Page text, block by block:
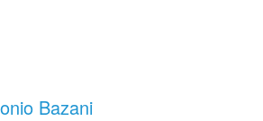
Bazani